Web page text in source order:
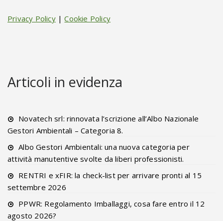
Privacy Policy|Cookie Policy
Articoli in evidenza
Novatech srl: rinnovata l’scrizione all’Albo Nazionale
Gestori Ambientali – Categoria 8.
Albo Gestori Ambientali: una nuova categoria per
attività manutentive svolte da liberi professionisti.
RENTRI e xFIR: la check-list per arrivare pronti al 15
settembre 2026
PPWR: Regolamento Imballaggi, cosa fare entro il 12
agosto 2026?